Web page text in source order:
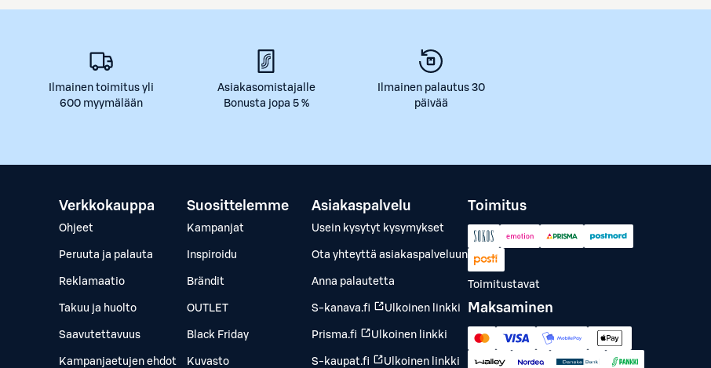
Ilmainen toimitus yli
600 myymälään
Asiakasomistajalle
Bonusta jopa 5 %
Ilmainen palautus 30
päivää
Verkkokauppa
Ohjeet
Peruuta ja palauta
Reklamaatio
Takuu ja huolto
Saavutettavuus
Kampanjaetujen ehdot
Suosittelemme
Kampanjat
Inspiroidu
Brändit
OUTLET
Black Friday
Kuvasto
Asiakaspalvelu
Usein kysytyt kysymykset
Ota yhteyttä asiakaspalveluun
Anna palautetta
S-kanava.fi Ulkoinen linkki
Prisma.fi Ulkoinen linkki
S-kaupat.fi Ulkoinen linkki
Toimitus
Toimitustavat
Maksaminen